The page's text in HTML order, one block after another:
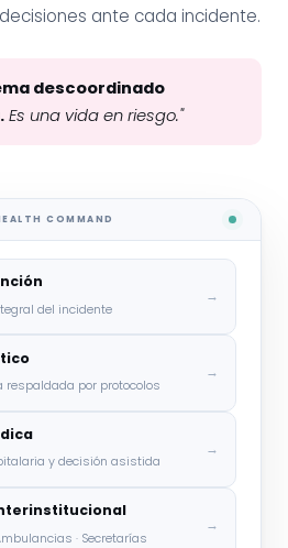
ante cada incidente.
descoordinado
Es una vida en riesgo."
COMMAND
del incidente
→
por protocolos
→
y decisión asistida
→
· Secretarías
→